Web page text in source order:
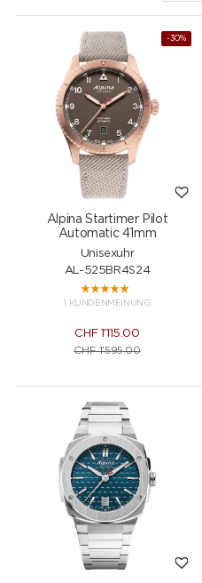
-30%
Alpina Startimer Pilot
Automatic 41mm
Unisexuhr
AL-525BR4S24
1 KUNDENMEINUNG
CHF 1'115.00
CHF1'595.00